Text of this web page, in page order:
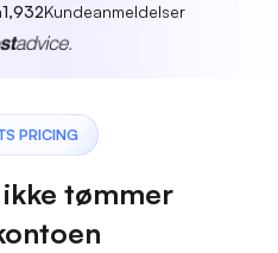
1,932Kundeanmeldelser
PRICING
tømmer